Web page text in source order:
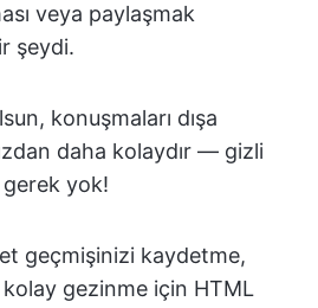
veya paylaşmak
şeydi.
konuşmaları dışa
daha kolaydır — gizli
gerek yok!
geçmişinizi kaydetme,
gezinme için HTML